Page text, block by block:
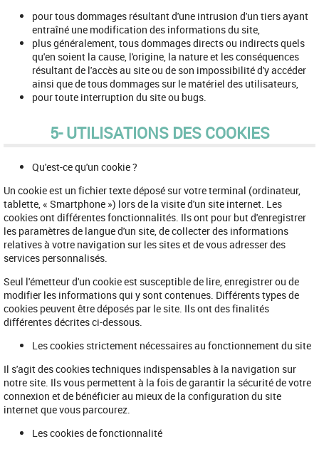
pour tous dommages résultant d'une intrusion d'un tiers ayant
entraîné une modification des informations du site,
plus généralement, tous dommages directs ou indirects quels
qu'en soient la cause, l'origine, la nature et les conséquences
résultant de l'accès au site ou de son impossibilité d'y accéder
ainsi que de tous dommages sur le matériel des utilisateurs,
pour toute interruption du site ou bugs.
5- UTILISATIONS DES COOKIES
Qu'est-ce qu'un cookie ?
Un cookie est un fichier texte déposé sur votre terminal (ordinateur,
tablette, « Smartphone ») lors de la visite d'un site internet. Les
cookies ont différentes fonctionnalités. Ils ont pour but d'enregistrer
les paramètres de langue d'un site, de collecter des informations
relatives à votre navigation sur les sites et de vous adresser des
services personnalisés.
Seul l'émetteur d'un cookie est susceptible de lire, enregistrer ou de
modifier les informations qui y sont contenues. Différents types de
cookies peuvent être déposés par le site. Ils ont des finalités
différentes décrites ci-dessous.
Les cookies strictement nécessaires au fonctionnement du site
Il s'agit des cookies techniques indispensables à la navigation sur
notre site. Ils vous permettent à la fois de garantir la sécurité de votre
connexion et de bénéficier au mieux de la configuration du site
internet que vous parcourez.
Les cookies de fonctionnalité